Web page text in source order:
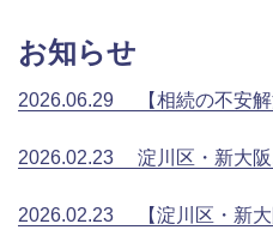
お知らせ
2026.06.29
2026.02.23
2026.02.23